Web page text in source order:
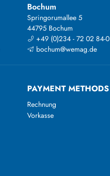
Bochum
Springorumallee 5
44795 Bochum
+49 (0)234 - 72 02 84-0
bochum@wemag.de
PAYMENT METHODS
Rechnung
Vorkasse